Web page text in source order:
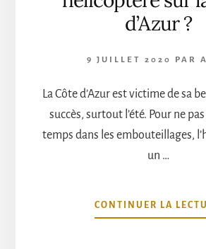
d’Azur ?
9 JUILLET 2020 PAR
La Côte d’Azur est victime de sa
succès, surtout l’été. Pour ne
temps dans les embouteillages,
un …
CONTINUER LA